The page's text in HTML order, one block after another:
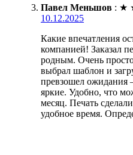
Павел Меньшов : ★
10.12.2025
Какие впечатления
компанией! Заказал
родным. Очень
выбрал шаблон и
превзошел ожидания
яркие. Удобно, что
месяц. Печать
удобное время.